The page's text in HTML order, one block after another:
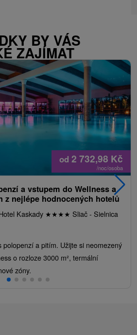
BY VÁS
ZAJÍMAT
od 2 732,98 Kč
/noc/osoba
a vstupem do Wellness a
z nejlépe hodnocených hotelů
Kaskady ★★★★ Sliač - Sielnica
a pitím. Užijte si neomezený
o rozloze 3000 m², termální
zóny.